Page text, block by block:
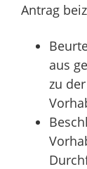
Antrag
aus
zu